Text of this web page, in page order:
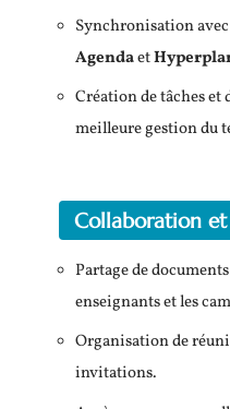
Synchronisation
Agendaet
Création de tâches et
meilleure gestion du
Collaboration
Partage de
enseignants et les
Organisation de
invitations.